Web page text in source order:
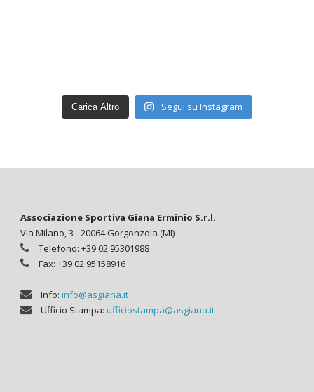
Carica Altro Segui su Instagram
Associazione Sportiva Giana Erminio S.r.l.
Via Milano, 3 - 20064 Gorgonzola (MI)
Telefono: +39 02 95301988
Fax: +39 02 95158916
Info: info@asgiana.it
Ufficio Stampa: ufficiostampa@asgiana.it